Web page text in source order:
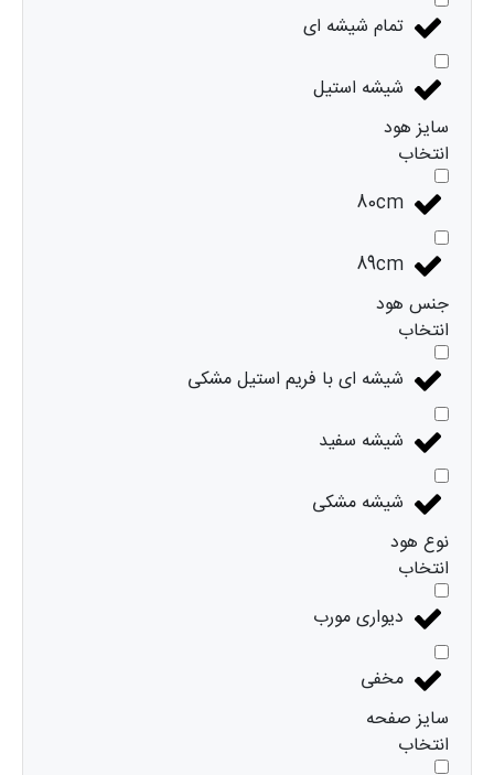
تمام شیشه ای
شیشه استیل
سایز هود
انتخاب
80cm
89cm
جنس هود
انتخاب
شیشه ای با فریم استیل مشکی
شیشه سفید
شیشه مشکی
نوع هود
انتخاب
دیواری مورب
مخفی
سایز صفحه
انتخاب